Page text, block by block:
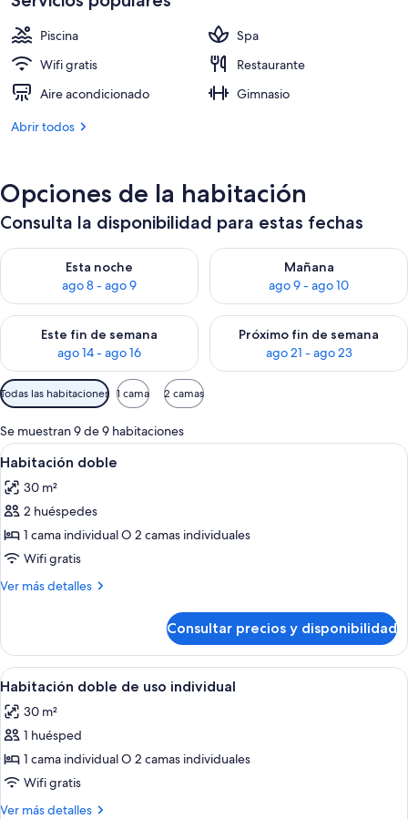
Salas de tratamientos para parejas,
Piscina
Spa
Wifi gratis
Restaurante
Aire acondicionado
Gimnasio
Abrir todos
Opciones de la habitación
Consulta la disponibilidad para estas fechas
Esta noche
ago 8 - ago 9
Consulta la disponibilidad para esta noche, ago 8 - ago 9
Mañana
ago 9 - ago 10
Consulta la disponibilidad
Este fin de semana
ago 14 - ago 16
Consulta la disponibilidad para este fin de semana, ago 14 -
Próximo fin de semana
ago 21 - ago 23
Consulta la disponibilidad
Filtros
disponibles
para
las
habitaciones
Todas las habitaciones 1 cama 2 camas
Se muestran 9 de 9 habitaciones
Abrir
todas
las
fotos
de
Habitación
doble
Habitación de hotel con una cama
7
Habitación doble
30 m²
2 huéspedes
1 cama individual O 2 camas individuales
Wifi gratis
Ver más detalles
Más
doble
Consultar precios y disponibilidad
Abrir
todas
las
fotos
de
Habitación
doble
Habitación de hotel con una cama
7
Habitación doble de uso individual
30 m²
1 huésped
1 cama individual O 2 camas individuales
Wifi gratis
Ver más detalles
Más